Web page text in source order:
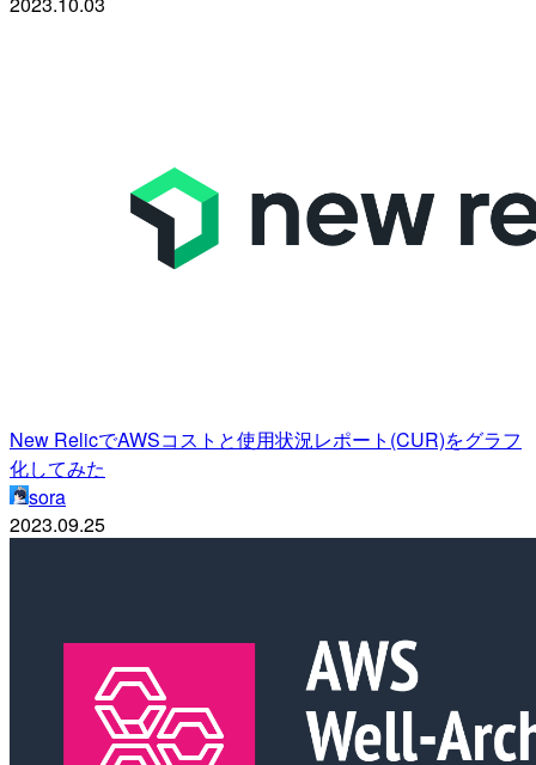
New RelicでAWSコストと使用状況レポート(CUR)をグラフ
化してみた
sora
2023.09.25